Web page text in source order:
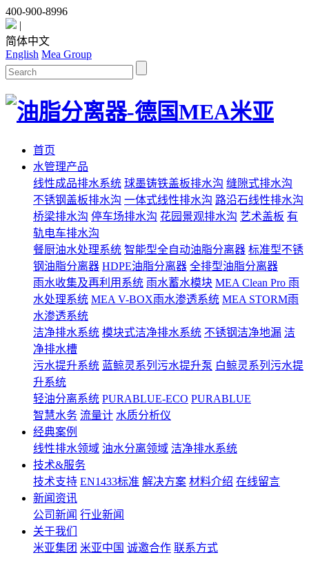
400-900-8996
|
简体中文
English Mea Group
首页
水管理产品
线性成品排水系统 球墨铸铁盖板排水沟 缝隙式排水沟
不锈钢盖板排水沟 一体式线性排水沟 路沿石线性排水沟
桥梁排水沟 停车场排水沟 花园景观排水沟 艺术盖板 有
轨电车排水沟
餐厨油水处理系统 智能型全自动油脂分离器 标准型不锈
钢油脂分离器 HDPE油脂分离器 全排型油脂分离器
雨水收集及再利用系统 雨水蓄水模块 MEA Clean Pro 雨
水处理系统 MEA V-BOX雨水渗透系统 MEA STORM雨
水渗透系统
洁净排水系统 模块式洁净排水系统 不锈钢洁净地漏 洁
净排水槽
污水提升系统 蓝鲸灵系列污水提升泵 白鲸灵系列污水提
升系统
轻油分离系统 PURABLUE-ECO PURABLUE
智慧水务 流量计 水质分析仪
经典案例
线性排水领域 油水分离领域 洁净排水系统
技术&服务
技术支持 EN1433标准 解决方案 材料介绍 在线留言
新闻资讯
公司新闻 行业新闻
关于我们
米亚集团 米亚中国 诚邀合作 联系方式